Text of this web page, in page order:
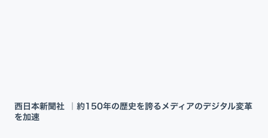
西日本新聞社 ｜約150年の歴史を誇るメディアのデジタル変革
を加速